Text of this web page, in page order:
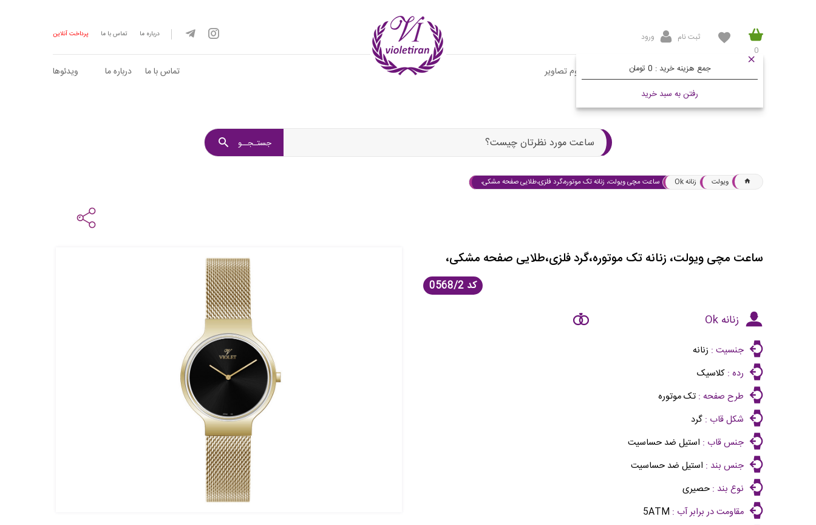
0
جمع هزینه خرید :
رفتن به سبد خرید
ثبت نام ورود پرداخت آنلاین تماس با ما درباره ما
محصولات مقالات آلبوم تصاویر ویدئوها درباره ما تماس با ما
جستـجــو ساعت مورد نظرتان چیست؟
ویولت زنانه Ok ساعت مچی ویولت، زنانه تک موتوره،گرد فلزی،طلایی صفحه مشکی،
ساعت مچی ویولت، زنانه تک موتوره،گرد فلزی،طلایی صفحه مشکی،
کد
زنانه Ok
جنسیت : زنانه
رده : کلاسیک
طرح صفحه : تک موتوره
شکل قاب : گرد
جنس قاب : استیل ضد حساسیت
جنس بند : استیل ضد حساسیت
نوع بند : حصیری
مقاومت در برابر آب : 5ATM